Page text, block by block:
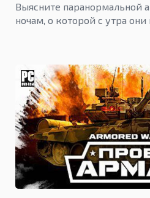
Выясните паранормальной
ночам, о которой с утра они